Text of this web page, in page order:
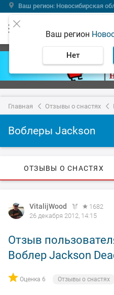
Ваш регион: Новосибирская
Ваш регион
Нет
Главная Отзывы о снастях
Воблеры Jackson
ОТЗЫВЫ О СНАСТЯХ
VitalijWood
1682
26 декабря 2012, 14:15
Отзыв
Воблер Jackson
Оценка 6 Отзывы о снастях